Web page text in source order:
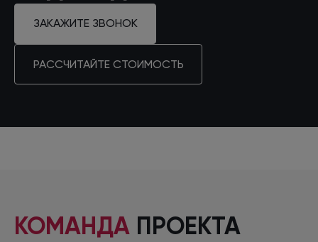
ЗАКАЖИТЕ ЗВОНОК
РАССЧИТАЙТЕ СТОИМОСТЬ
КОМАНДА ПРОЕКТА